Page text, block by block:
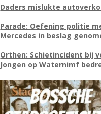
Daders mislukte
Parade: Oefening politie
Mercedes in beslag
Orthen: Schietincident bij
Jongen op Waternimf